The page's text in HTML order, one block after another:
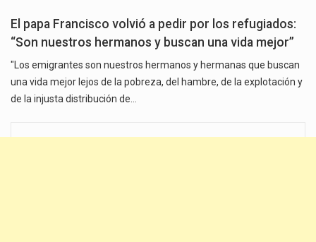
El papa Francisco volvió a pedir por los refugiados:
“Son nuestros hermanos y buscan una vida mejor”
"Los emigrantes son nuestros hermanos y hermanas que buscan
una vida mejor lejos de la pobreza, del hambre, de la explotación y
de la injusta distribución de…